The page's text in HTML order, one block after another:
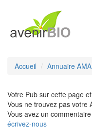
Accueil Annuaire
Votre Pub sur cette page
Vous ne trouvez pas votre
Vous avez un
écrivez-nous